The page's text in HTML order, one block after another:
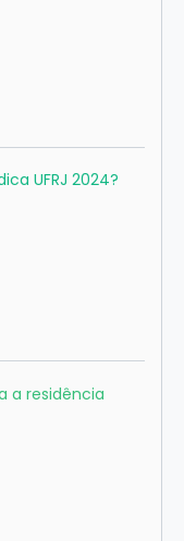
UFRJ 2024?
a residência